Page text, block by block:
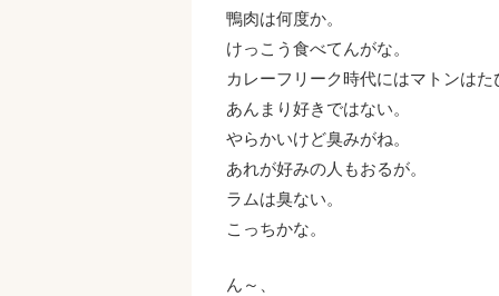
鴨肉は何度か。
けっこう食べてんがな。
カレーフリーク時代にはマトンはた
あんまり好きではない。
やらかいけど臭みがね。
あれが好みの人もおるが。
ラムは臭ない。
こっちかな。
ん～、